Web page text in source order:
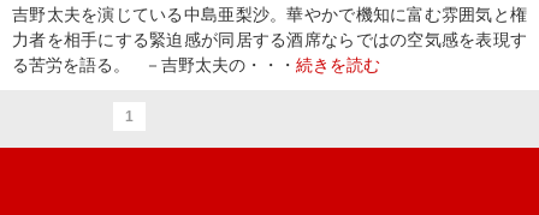
吉野太夫を演じている中島亜梨沙。華やかで機知に富む雰囲気と権
力者を相手にする緊迫感が同居する酒席ならではの空気感を表現す
る苦労を語る。 －吉野太夫の・・・ 続きを読む
1